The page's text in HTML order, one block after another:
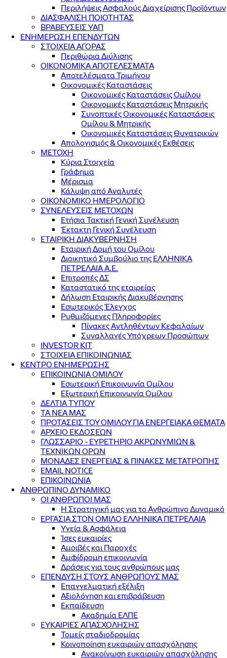
Περιλήψεις Ασφαλούς Διαχείρισης Προϊόντων
ΔΙΑΣΦΑΛΙΣΗ ΠΟΙΟΤΗΤΑΣ
ΒΡΑΒΕΥΣΕΙΣ ΥΑΠ
ΕΝΗΜΕΡΩΣΗ ΕΠΕΝΔΥΤΩΝ
ΣΤΟΙΧΕΙΑ ΑΓΟΡΑΣ
Περιθώρια Διύλισης
ΟΙΚΟΝΟΜΙΚΑ ΑΠΟΤΕΛΕΣΜΑΤΑ
Αποτελέσματα Τριμήνου
Οικονομικές Καταστάσεις
Οικονομικές Καταστάσεις Ομίλου
Οικονομικές Καταστάσεις Μητρικής
Συνοπτικές Οικονομικές Καταστάσεις
Ομίλου & Μητρικής
Οικονομικές Καταστάσεις Θυγατρικών
Απολογισμός & Οικονομικές Εκθέσεις
ΜΕΤΟΧΗ
Κύρια Στοιχεία
Γράφημα
Μέρισμα
Κάλυψη από Αναλυτές
ΟΙΚΟΝΟΜΙΚΟ ΗΜΕΡΟΛΟΓΙΟ
ΣΥΝΕΛΕΥΣΕΙΣ ΜΕΤΟΧΩΝ
Ετήσια Τακτική Γενική Συνέλευση
Έκτακτη Γενική Συνέλευση
ΕΤΑΙΡΙΚΗ ΔΙΑΚΥΒΕΡΝΗΣΗ
Εταιρική Δομή του Ομίλου
Διοικητικό Συμβούλιο της ΕΛΛΗΝΙΚΑ
ΠΕΤΡΕΛΑΙΑ Α.Ε.
Επιτροπές ΔΣ
Καταστατικό της εταιρείας
Δήλωση Εταιρικής Διακυβέρνησης
Εσωτερικός Έλεγχος
Ρυθμιζόμενες Πληροφορίες
Πίνακες Αντληθέντων Κεφαλαίων
Συναλλαγές Υπόχρεων Προσώπων
INVESTOR KIT
ΣΤΟΙΧΕΙΑ ΕΠΙΚΟΙΝΩΝΙΑΣ
ΚΕΝΤΡΟ ΕΝΗΜΕΡΩΣΗΣ
ΕΠΙΚΟΙΝΩΝΙΑ ΟΜΙΛΟΥ
Εσωτερική Επικοινωνία Ομίλου
Εξωτερική Επικοινωνία Ομίλου
ΔΕΛΤΙΑ ΤΥΠΟΥ
ΤΑ ΝΕΑ ΜΑΣ
ΠΡΟΤΑΣΕΙΣ ΤΟΥ ΟΜΙΛΟΥ ΓΙΑ ΕΝΕΡΓΕΙΑΚΑ ΘΕΜΑΤΑ
ΑΡΧΕΙΟ ΕΚΔΟΣΕΩΝ
ΓΛΩΣΣΑΡΙΟ - ΕΥΡΕΤΗΡΙΟ ΑΚΡΩΝΥΜΙΩΝ &
ΤΕΧΝΙΚΩΝ ΟΡΩΝ
ΜΟΝΑΔΕΣ ΕΝΕΡΓΕΙΑΣ & ΠΙΝΑΚΕΣ ΜΕΤΑΤΡΟΠΗΣ
EMAIL NOTICE
ΕΠΙΚΟΙΝΩΝΙΑ
ΑΝΘΡΩΠΙΝΟ ΔΥΝΑΜΙΚΟ
ΟΙ ΑΝΘΡΩΠΟΙ ΜΑΣ
Η Στρατηγική μας για το Ανθρώπινο Δυναμικό
ΕΡΓΑΣΙΑ ΣΤΟΝ ΟΜΙΛΟ ΕΛΛΗΝΙΚΑ ΠΕΤΡΕΛΑΙΑ
Υγεία & Ασφάλεια
Ίσες ευκαιρίες
Αμοιβές και Παροχές
Αμφίδρομη επικοινωνία
Δράσεις για τους ανθρώπους μας
ΕΠΕΝΔΥΣΗ ΣΤΟΥΣ ΑΝΘΡΩΠΟΥΣ ΜΑΣ
Επαγγελματική εξέλιξη
Αξιολόγηση και επιβράβευση
Εκπαίδευση
Ακαδημία ΕΛΠΕ
ΕΥΚΑΙΡΙΕΣ ΑΠΑΣΧΟΛΗΣΗΣ
Τομείς σταδιοδρομίας
Κοινοποίηση ευκαιριών απασχόλησης
Ανακοίνωση ευκαιριών απασχόλησης